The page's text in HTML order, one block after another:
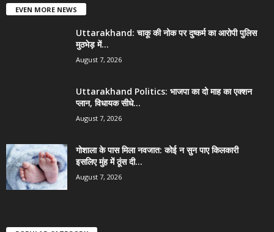
EVEN MORE NEWS
Uttarakhand: चाकू की नोक पर दुष्कर्म का आरोपी पुलिस
मुठभेड़ में...
August 7, 2026
Uttarakhand Politics: भाजपा का दो माह का एक्शन
प्लान, विधायक सीधे...
August 7, 2026
गोशाला के पास मिला नवजात: कोई न सुन पाए किलकारी
इसलिए मुंह में ठूंस दी...
August 7, 2026